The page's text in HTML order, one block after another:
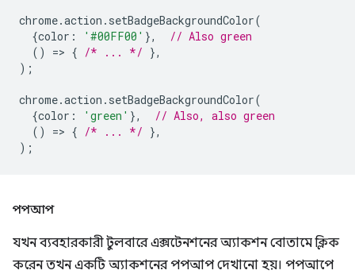
chrome.action . setBadgeBackgroundColor(
{color : '#00FF00' },
// Also green
()
=> { /* ... */ },
);
chrome.action . setBadgeBackgroundColor(
{color : 'green' },
// Also, also green
()
=> { /* ... */ },
);
পপআপ
যখন ব্যবহারকারী টুলবারে এক্সটেনশনের অ্যাকশন বোতামে ক্লিক
করেন তখন একটি অ্যাকশনের পপআপ দেখানো হয়। পপআপে